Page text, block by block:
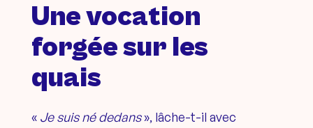
Une vocation
forgée sur les
quais
« Je suis né dedans», lâche-t-il avec